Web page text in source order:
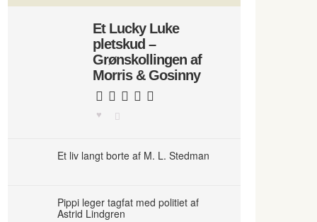
Et Lucky Luke
pletskud –
Grønskollingen af
Morris & Gosinny
Et liv langt borte af M. L. Stedman
Pippi leger tagfat med politiet af
Astrid Lindgren